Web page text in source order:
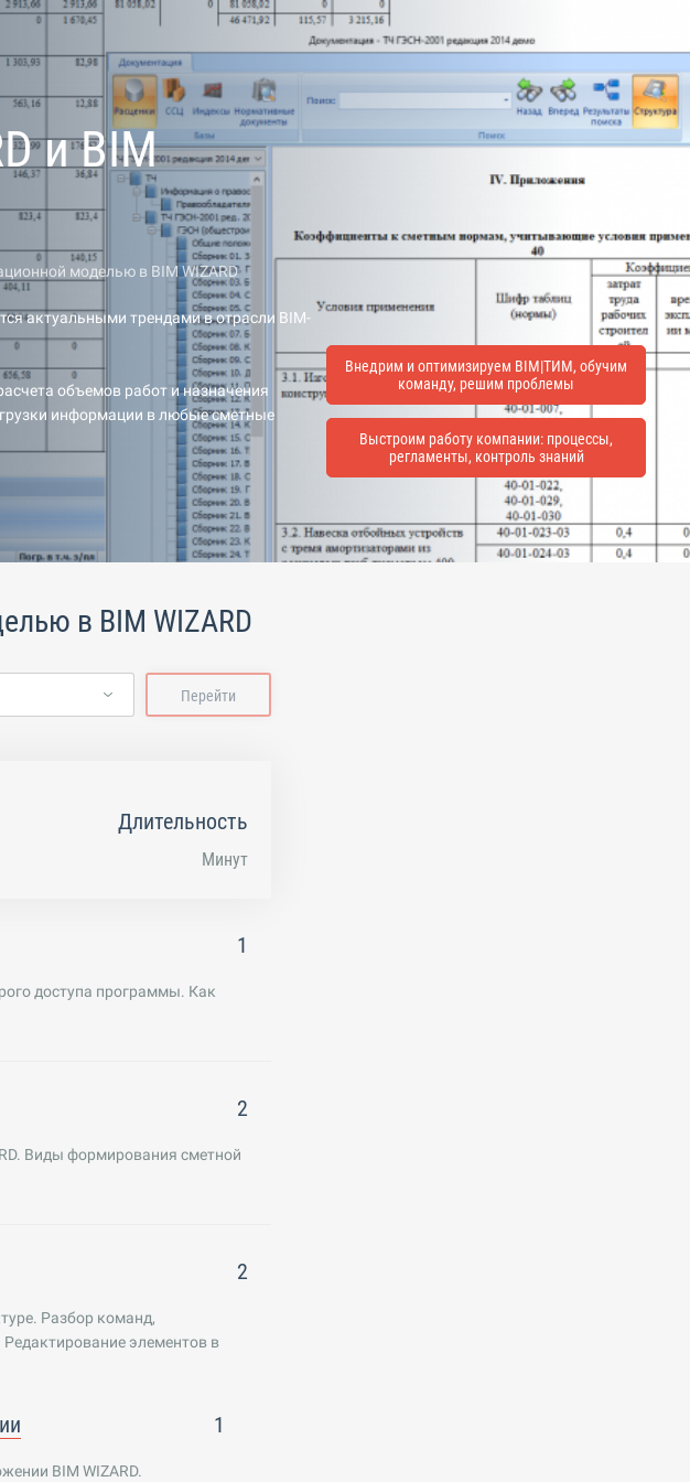
и BIM
моделью в BIM WIZARD
актуальными трендами в отрасли BIM-
объемов работ и назначения
информации в любые сметные
Внедрим и оптимизируем BIM|ТИМ, обучим
команду, решим проблемы
Выстроим работу компании: процессы,
регламенты, контроль знаний
в BIM WIZARD
Перейти
Длительность
Минут
1
доступа программы. Как
2
Виды формирования сметной
2
Разбор команд,
элементов в
1
BIM WIZARD.